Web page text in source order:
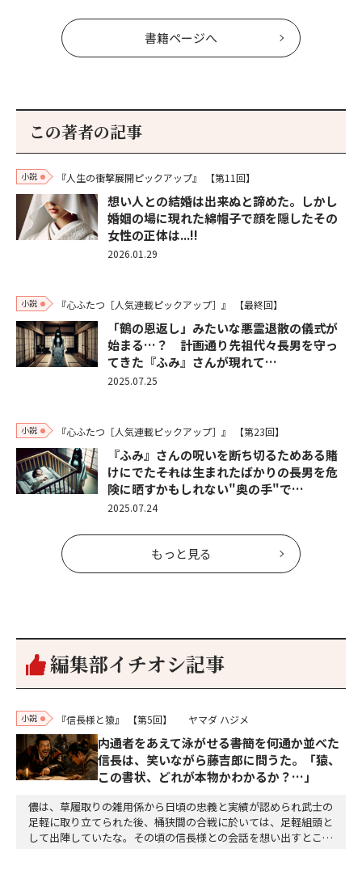
書籍ページへ
この著者の記事
小説 『人生の衝撃展開ピックアップ』 【第11回】
想い人との結婚は出来ぬと諦めた。しかし
婚姻の場に現れた綿帽子で顔を隠したその
女性の正体は...!!
2026.01.29
小説 『心ふたつ［人気連載ピックアップ］』 【最終回】
「鶴の恩返し」みたいな悪霊退散の儀式が
始まる…？ 計画通り先祖代々長男を守っ
てきた『ふみ』さんが現れて…
2025.07.25
小説 『心ふたつ［人気連載ピックアップ］』 【第23回】
『ふみ』さんの呪いを断ち切るためある賭
けにでた――それは生まれたばかりの長男を危
険に晒すかもしれない"奥の手"で…
2025.07.24
もっと見る
編集部イチオシ記事
小説 『信長様と猿』 【第5回】 ヤマダ ハジメ
内通者をあえて泳がせる――書簡を何通か並べた
信長は、笑いながら藤吉郎に問うた。「猿、
この書状、どれが本物かわかるか？…」
儂は、草履取りの雑用係から日頃の忠義と実績が認められ武士の
足軽に取り立てられた後、桶狭間の合戦に於いては、足軽組頭と
して出陣していたな。その頃の信長様との会話を想い出すとこん